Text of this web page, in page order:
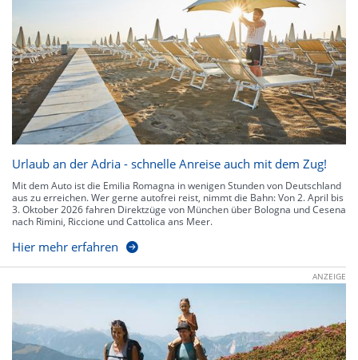
Urlaub an der Adria - schnelle Anreise auch mit dem Zug!
Mit dem Auto ist die Emilia Romagna in wenigen Stunden von Deutschland
aus zu erreichen. Wer gerne autofrei reist, nimmt die Bahn: Von 2. April bis
3. Oktober 2026 fahren Direktzüge von München über Bologna und Cesena
nach Rimini, Riccione und Cattolica ans Meer.
Hier mehr erfahren
ANZEIGE